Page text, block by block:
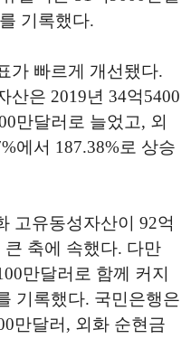
기록했다.
가 빠르게 개선됐다.
산은 2019년 34억5400
만달러로 늘었고, 외
에서 187.38%로 상승
고유동성자산이 92억
축에 속했다. 다만
만달러로 함께 커지
기록했다. 국민은행은
만달러, 외화 순현금